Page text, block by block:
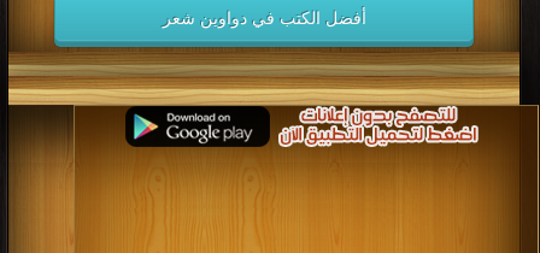
أفضل الكتب في دواوين شعر